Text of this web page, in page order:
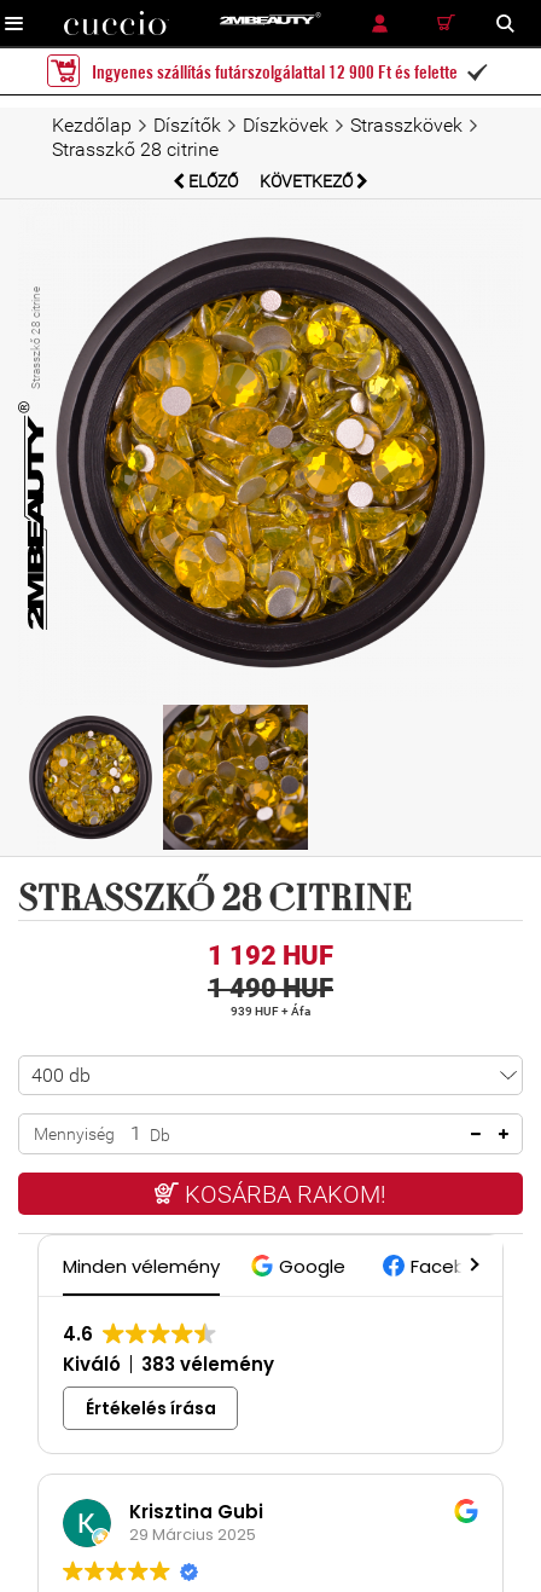
RÉSZLETES KERESÉS KERESÉS
Ingyenes szállítás futárszolgálattal 12 900 Ft és felette 
Kezdőlap Díszítők Díszkövek
Strasszkövek
Strasszkő 28 citrine
ELŐZŐ KÖVETKEZŐ
Strasszkő 28 citrine
STRASSZKŐ 28 CITRINE
1 192 HUF
1 490 HUF
939 HUF + Áfa
Mennyiség Db
KOSÁRBA RAKOM!
Minden vélemény Google Facebook
4.6
Kiváló
383 vélemény
Értékelés írása
Krisztina Gubi
29 Március 2025